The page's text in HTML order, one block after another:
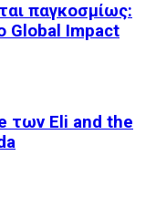
παγκοσμίως:
Global Impact
των Eli and the